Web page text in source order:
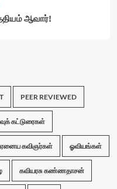
ஆவார்!
PEER REVIEWED
கட்டுரைகள்
ஏனைய கவிஞர்கள் ஓவியங்கள்
கவியரசு கண்ணதாசன்